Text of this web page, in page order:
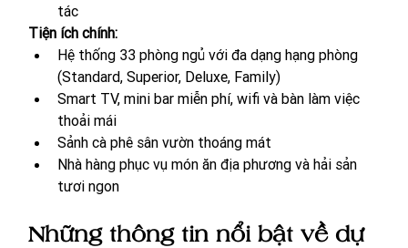
tác
Tiện ích chính:
Hệ thống 33 phòng ngủ với đa dạng hạng phòng
(Standard, Superior, Deluxe, Family)
Smart TV, mini bar miễn phí, wifi và bàn làm việc
thoải mái
Sảnh cà phê sân vườn thoáng mát
Nhà hàng phục vụ món ăn địa phương và hải sản
tươi ngon
Những thông tin nổi bật về dự